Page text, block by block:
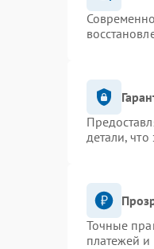
детали,
Точные
платежей и